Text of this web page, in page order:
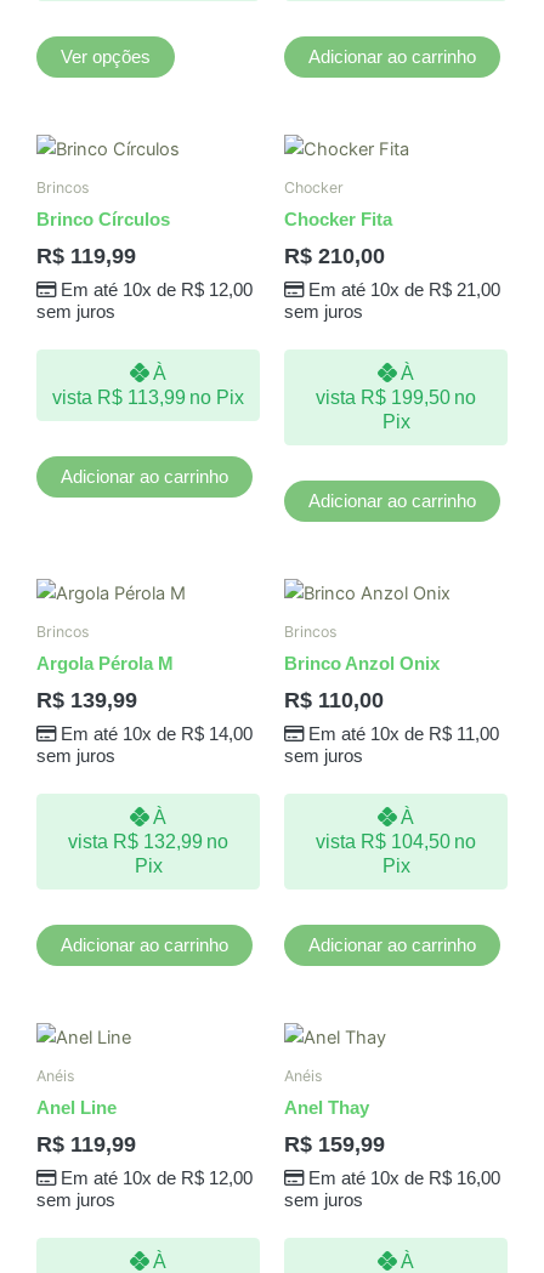
Ver opções
do
Adicionar ao carrinho
Brincos
Brinco Círculos
R$ 119,99
Em até 10x de R$12,00
sem juros
À
vista R$113,99 no Pix
Adicionar ao carrinho
Chocker
Chocker Fita
R$ 210,00
Em até 10x de R$21,00
sem juros
À
vista R$199,50 no
Pix
Adicionar ao carrinho
Brincos
Argola Pérola M
R$ 139,99
Em até 10x de R$14,00
sem juros
À
vista R$132,99 no
Pix
Adicionar ao carrinho
Brincos
Brinco Anzol Onix
R$ 110,00
Em até 10x de R$11,00
sem juros
À
vista R$104,50 no
Pix
Adicionar ao carrinho
Anéis
Anel Line
R$ 119,99
Em até 10x de R$12,00
sem juros
À
As
podem
Anéis
Anel Thay
R$ 159,99
Em até 10x de R$16,00
sem juros
À